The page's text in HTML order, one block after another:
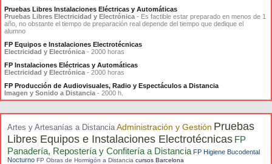
Pruebas Libres Instalaciones Eléctricas y Automáticas
Pruebas Libres Electricidad y Electrónica - Es factible estar preparado en menos de 1
año, no obstante el tiempo de preparación real depende del tiempo que dedique el
alumno
FP Equipos e Instalaciones Electrotécnicas
Electricidad y Electrónica - 2000 horas
FP Instalaciones Eléctricas y Automáticas
Electricidad y Electrónica - 2000 horas
FP Producción de Audiovisuales, Radio y Espectáculos a Distancia
Imagen y Sonido a Distancia - 2000 h.
Artes y Artesanías a Distancia Administración y Gestión Pruebas
Libres Equipos e Instalaciones Electrotécnicas FP
Panadería, Repostería y Confitería a Distancia FP Higiene Bucodental
Nocturno FP Obras de Hormigón a Distancia cursos Barcelona